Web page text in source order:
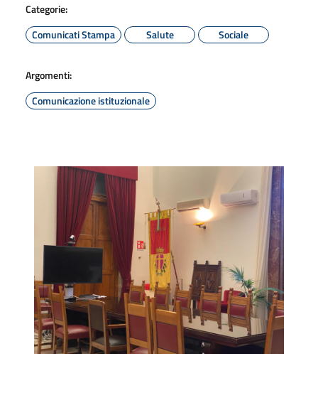
Categorie:
Comunicati Stampa
Salute Sociale
Argomenti:
Comunicazione istituzionale